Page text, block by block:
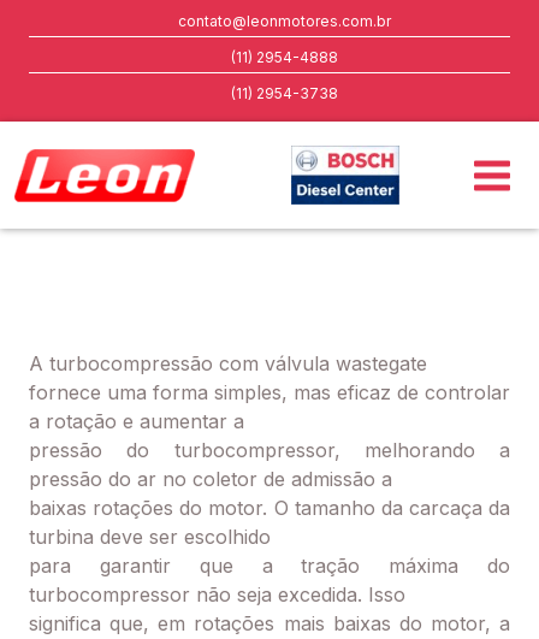
contato@leonmotores.com.br
(11) 2954-4888
(11) 2954-3738
A turbocompressão com válvula wastegate
fornece uma forma simples, mas eficaz de controlar
a rotação e aumentar a
pressão do turbocompressor, melhorando a
pressão do ar no coletor de admissão a
baixas rotações do motor. O tamanho da carcaça da
turbina deve ser escolhido
para garantir que a tração máxima do
turbocompressor não seja excedida. Isso
significa que, em rotações mais baixas do motor, a